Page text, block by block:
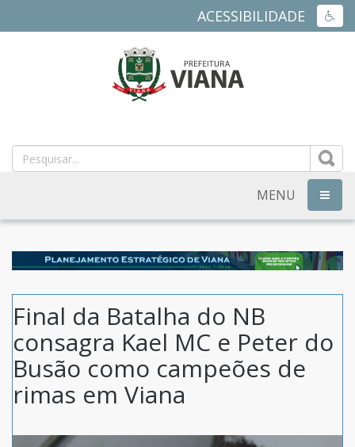
ACESSIBILIDADE
MUNICIPAL
DE
VIANA
ES
MENU
Final da Batalha do NB
consagra Kael MC e Peter do
Busão como campeões de
rimas em Viana